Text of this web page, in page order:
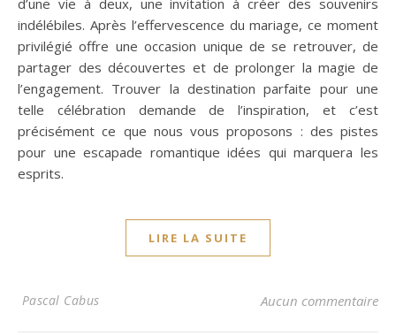
d’une vie à deux, une invitation à créer des souvenirs
indélébiles. Après l’effervescence du mariage, ce moment
privilégié offre une occasion unique de se retrouver, de
partager des découvertes et de prolonger la magie de
l’engagement. Trouver la destination parfaite pour une
telle célébration demande de l’inspiration, et c’est
précisément ce que nous vous proposons : des pistes
pour une escapade romantique idées qui marquera les
esprits.
LIRE LA SUITE
Pascal Cabus Aucun commentaire